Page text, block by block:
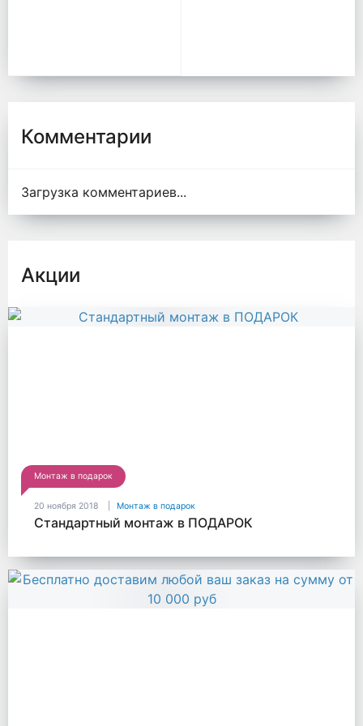
Комментарии
Загрузка комментариев...
Акции
Монтаж в подарок
20 ноября 2018 Монтаж в подарок
Стандартный монтаж в ПОДАРОК